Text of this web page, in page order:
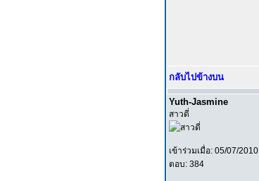
กลับไปข้างบน
Yuth-Jasmine
สาวดี่
เข้าร่วมเมื่อ: 05/07/2010
ตอบ: 384